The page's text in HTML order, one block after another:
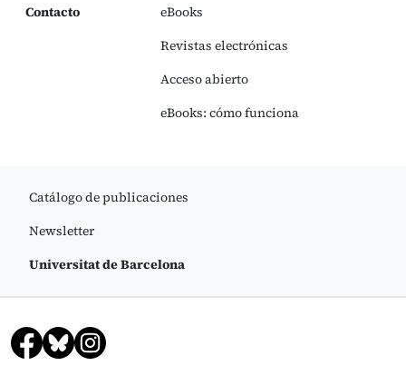
Contacto
eBooks
Revistas electrónicas
Acceso abierto
eBooks: cómo funciona
Catálogo de publicaciones
Newsletter
Universitat de Barcelona